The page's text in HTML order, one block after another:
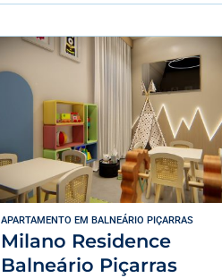
APARTAMENTO EM BALNEÁRIO PIÇARRAS
Milano Residence
Balneário Piçarras